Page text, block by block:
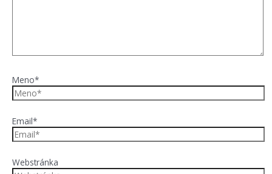
Meno*
Email*
Webstránka